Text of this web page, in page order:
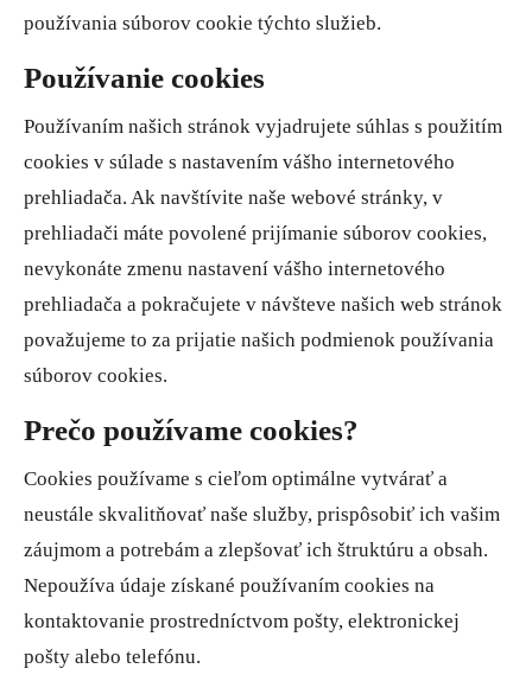
používania súborov cookie týchto služieb.
Používanie cookies
Používaním našich stránok vyjadrujete súhlas s použitím
cookies v súlade s nastavením vášho internetového
prehliadača. Ak navštívite naše webové stránky, v
prehliadači máte povolené prijímanie súborov cookies,
nevykonáte zmenu nastavení vášho internetového
prehliadača a pokračujete v návšteve našich web stránok
považujeme to za prijatie našich podmienok používania
súborov cookies.
Prečo používame cookies?
Cookies používame s cieľom optimálne vytvárať a
neustále skvalitňovať naše služby, prispôsobiť ich vašim
záujmom a potrebám a zlepšovať ich štruktúru a obsah.
Nepoužíva údaje získané používaním cookies na
kontaktovanie prostredníctvom pošty, elektronickej
pošty alebo telefónu.